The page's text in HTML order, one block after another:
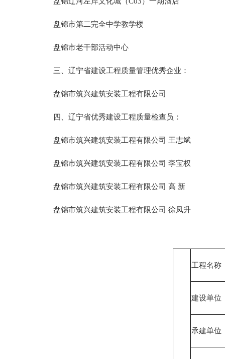
盘锦市第二完全中学教学楼
盘锦市老干部活动中心
三、辽宁省建设工程质量管理优秀企业：
盘锦市筑兴建筑安装工程有限公司
四、辽宁省优秀建设工程质量检查员：
盘锦市筑兴建筑安装工程有限公司 王志斌
盘锦市筑兴建筑安装工程有限公司 李宝权
盘锦市筑兴建筑安装工程有限公司 高 新
盘锦市筑兴建筑安装工程有限公司 徐凤升
工程名称
建设单位
承建单位